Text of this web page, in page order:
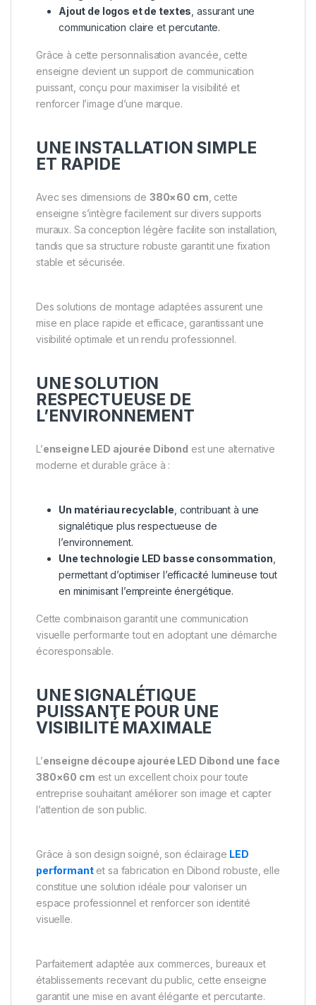
Ajout de logos et de textes , assurant une
communication claire et percutante.
Grâce à cette personnalisation avancée, cette
enseigne devient un support de communication
puissant, conçu pour maximiser la visibilité et
renforcer l’image d’une marque.
UNE INSTALLATION SIMPLE
ET RAPIDE
Avec ses dimensions de 380×60 cm , cette
enseigne s’intègre facilement sur divers supports
muraux. Sa conception légère facilite son installation,
tandis que sa structure robuste garantit une fixation
stable et sécurisée.
Des solutions de montage adaptées assurent une
mise en place rapide et efficace, garantissant une
visibilité optimale et un rendu professionnel.
UNE SOLUTION
RESPECTUEUSE DE
L’ENVIRONNEMENT
L’enseigne LED ajourée Dibond est une alternative
moderne et durable grâce à :
Un matériau recyclable , contribuant à une
signalétique plus respectueuse de
l’environnement.
Une technologie LED basse consommation
permettant d’optimiser l’efficacité lumineuse tout
en minimisant l’empreinte énergétique.
Cette combinaison garantit une communication
visuelle performante tout en adoptant une démarche
écoresponsable.
UNE SIGNALÉTIQUE
PUISSANTE POUR UNE
VISIBILITÉ MAXIMALE
L’enseigne découpe ajourée LED Dibond une face
380×60 cm est un excellent choix pour toute
entreprise souhaitant améliorer son image et capter
l’attention de son public.
Grâce à son design soigné, son éclairage LED
performantet sa fabrication en Dibond robuste, elle
constitue une solution idéale pour valoriser un
espace professionnel et renforcer son identité
visuelle.
Parfaitement adaptée aux commerces, bureaux et
établissements recevant du public, cette enseigne
garantit une mise en avant élégante et percutante.